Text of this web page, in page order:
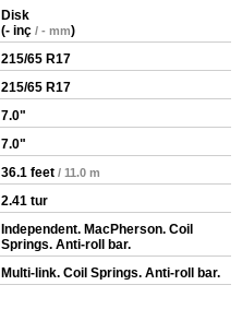
Disk
(- inç / - mm)
215/65 R17
215/65 R17
7.0"
7.0"
36.1 feet / 11.0 m
2.41 tur
Independent. MacPherson. Coil
Springs. Anti-roll bar.
Multi-link. Coil Springs. Anti-roll bar.